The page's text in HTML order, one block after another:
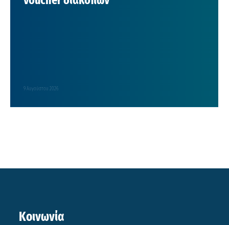
9 Αυγούστου 2026
Κοινωνία